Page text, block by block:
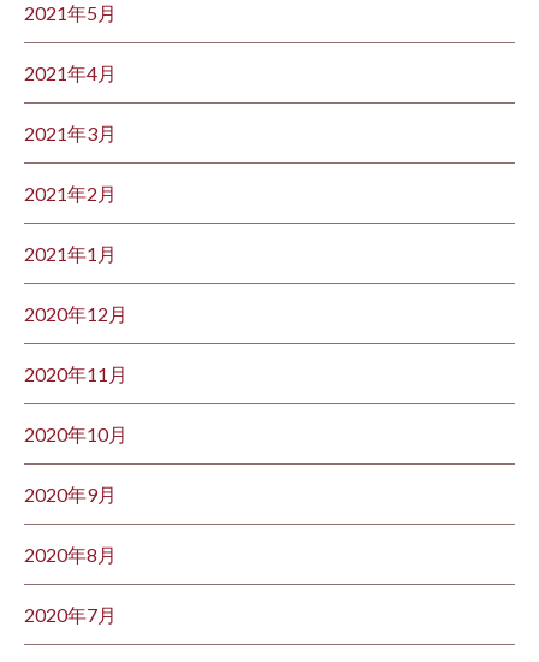
2021年5月
2021年4月
2021年3月
2021年2月
2021年1月
2020年12月
2020年11月
2020年10月
2020年9月
2020年8月
2020年7月